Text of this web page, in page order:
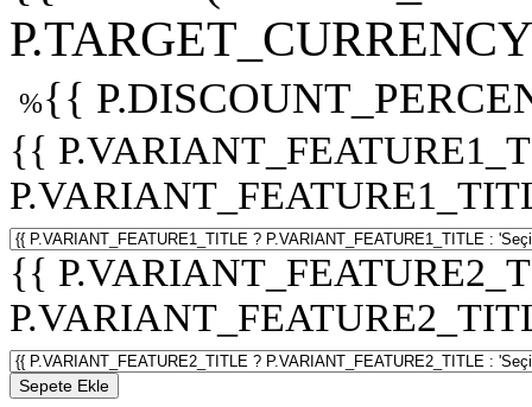
%{{
{{
{{
Sepete Ekle